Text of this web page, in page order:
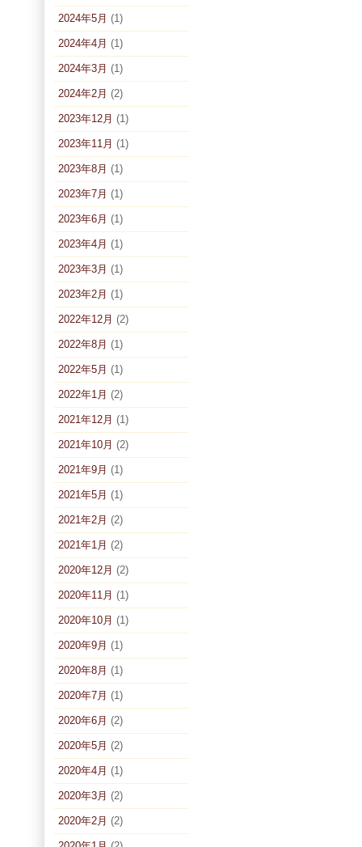
2024年5月 (1)
2024年4月 (1)
2024年3月 (1)
2024年2月 (2)
2023年12月 (1)
2023年11月 (1)
2023年8月 (1)
2023年7月 (1)
2023年6月 (1)
2023年4月 (1)
2023年3月 (1)
2023年2月 (1)
2022年12月 (2)
2022年8月 (1)
2022年5月 (1)
2022年1月 (2)
2021年12月 (1)
2021年10月 (2)
2021年9月 (1)
2021年5月 (1)
2021年2月 (2)
2021年1月 (2)
2020年12月 (2)
2020年11月 (1)
2020年10月 (1)
2020年9月 (1)
2020年8月 (1)
2020年7月 (1)
2020年6月 (2)
2020年5月 (2)
2020年4月 (1)
2020年3月 (2)
2020年2月 (2)